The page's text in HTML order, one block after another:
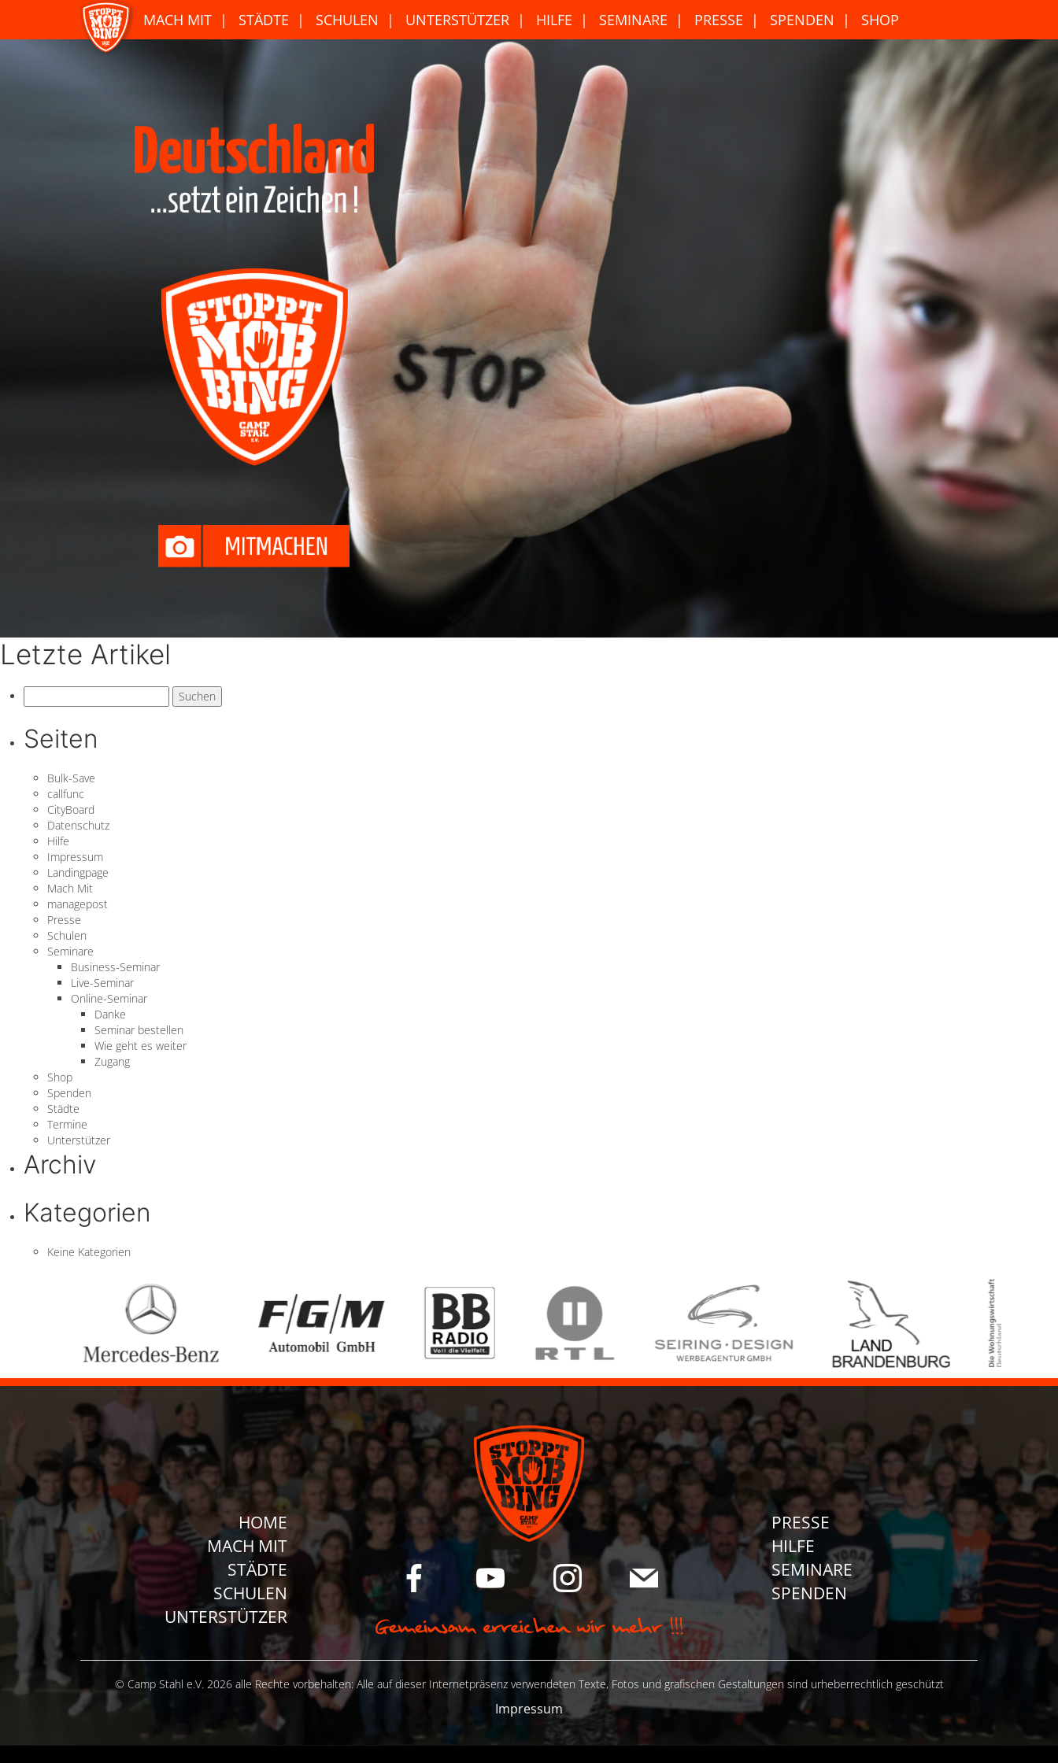
MACH MIT STÄDTE SCHULEN UNTERSTÜTZER HILFE SEMINARE PRESSE SPENDEN SHOP
Letzte Artikel
nach:
Seiten
Bulk-Save
callfunc
CityBoard
Datenschutz
Hilfe
Impressum
Landingpage
Mach Mit
managepost
Presse
Schulen
Seminare
Business-Seminar
Live-Seminar
Online-Seminar
Danke
Seminar bestellen
Wie geht es weiter
Zugang
Shop
Spenden
Städte
Termine
Unterstützer
Archiv
Kategorien
Keine Kategorien
HOME
MACH MIT
STÄDTE
SCHULEN
UNTERSTÜTZER
PRESSE
HILFE
SEMINARE
SPENDEN
© Camp Stahl e.V. 2026 alle Rechte vorbehalten: Alle auf dieser Internetpräsenz verwendeten Texte, Fotos und grafischen Gestaltungen sind urheberrechtlich geschützt
Impressum